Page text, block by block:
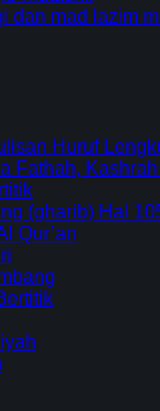
dan mad lazim
Huruf
Fathah,
(gharib) Hal
Qur’an